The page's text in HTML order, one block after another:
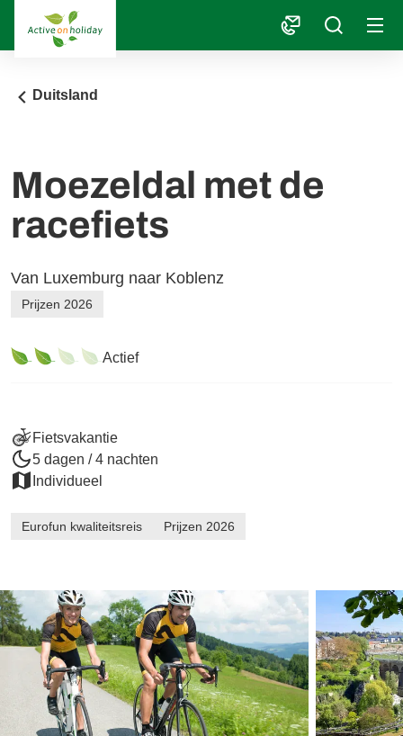
Duitsland
Moezeldal met de
racefiets
Van Luxemburg naar Koblenz
Prijzen 2026
Fietsvakantie
5 dagen / 4 nachten
Individueel
Eurofun kwaliteitsreis Prijzen 2026
Actief